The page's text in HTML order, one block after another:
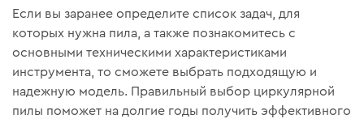
Если вы заранее определите список задач, для
которых нужна пила, а также познакомитесь с
основными техническими характеристиками
инструмента, то сможете выбрать подходящую и
надежную модель. Правильный выбор циркулярной
пилы поможет на долгие годы получить эффективного